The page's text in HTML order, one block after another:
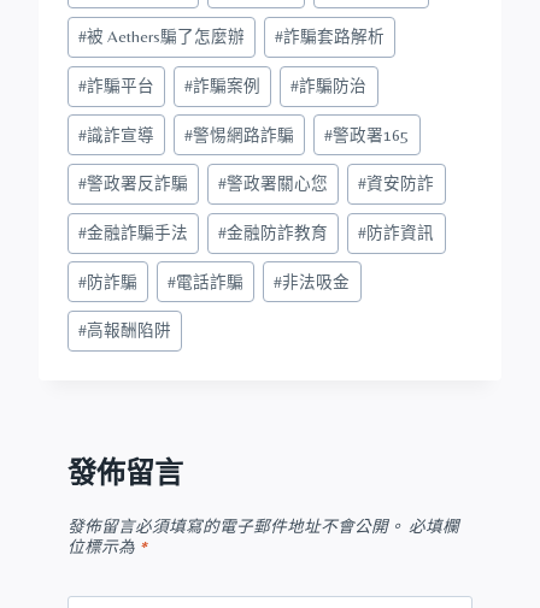
#被 Aethers騙了怎麼辦 #詐騙套路解析
#詐騙平台 #詐騙案例 #詐騙防治
#識詐宣導 #警惕網路詐騙 #警政署165
#警政署反詐騙 #警政署關心您 #資安防詐
#金融詐騙手法 #金融防詐教育 #防詐資訊
#防詐騙 #電話詐騙 #非法吸金
#高報酬陷阱
發佈留言
發佈留言必須填寫的電子郵件地址不會公開。 必填欄
位標示為 *